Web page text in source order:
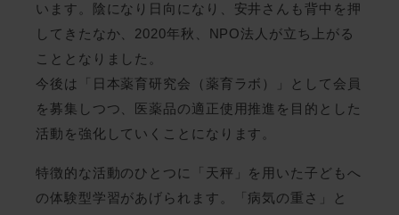
います。陰になり日向になり、安井さんも背中を押
してきたなか、2020年秋、NPO法人が立ち上がる
こととなりました。
今後は「日本薬育研究会（薬育ラボ）」として会員
を募集しつつ、医薬品の適正使用推進を目的とした
活動を強化していくことになります。
特徴的な活動のひとつに「天秤」を用いた子どもへ
の体験型学習があげられます。「病気の重さ」と